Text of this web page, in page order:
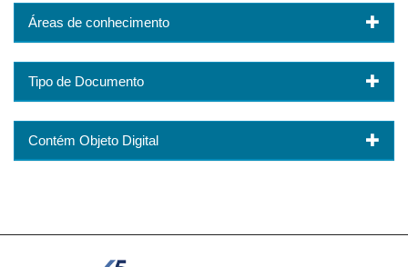
Áreas de conhecimento
Tipo de Documento
Contém Objeto Digital